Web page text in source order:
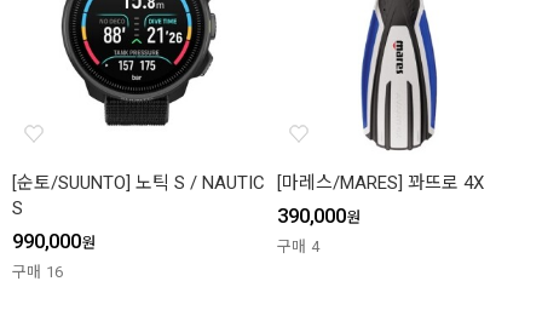
[순토/SUUNTO] 노틱 S / NAUTIC
S
990,000원
구매 16
[마레스/MARES] 꽈뜨로 4X
390,000원
구매 4